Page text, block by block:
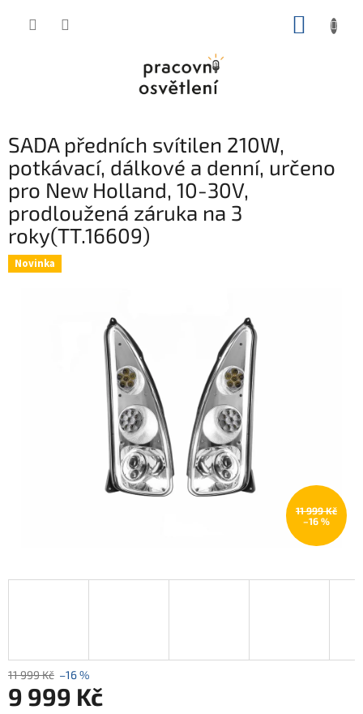
SADA předních svítilen 210W,
potkávací, dálkové a denní, určeno
pro New Holland, 10-30V,
prodloužená záruka na 3
roky(TT.16609)
Novinka
11 999 Kč
–16 %
11 999 Kč –16 %
9 999 Kč